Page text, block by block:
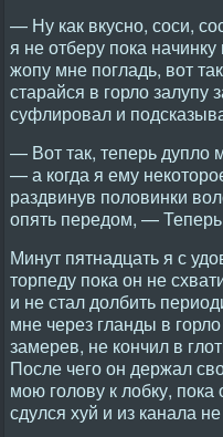
— Ну как вкусно, соси,
я не отберу пока
жопу мне погладь, вот
старайся в горло залупу
суфлировал и
— Вот так, теперь
— а когда я ему
раздвинув половинки
опять передом, — Теперь
Минут пятнадцать я с
торпеду пока он не
и не стал долбить
мне через гланды в
замерев, не кончил в
После чего он держал
мою голову к лобку, пока
сдулся хуй и из канала